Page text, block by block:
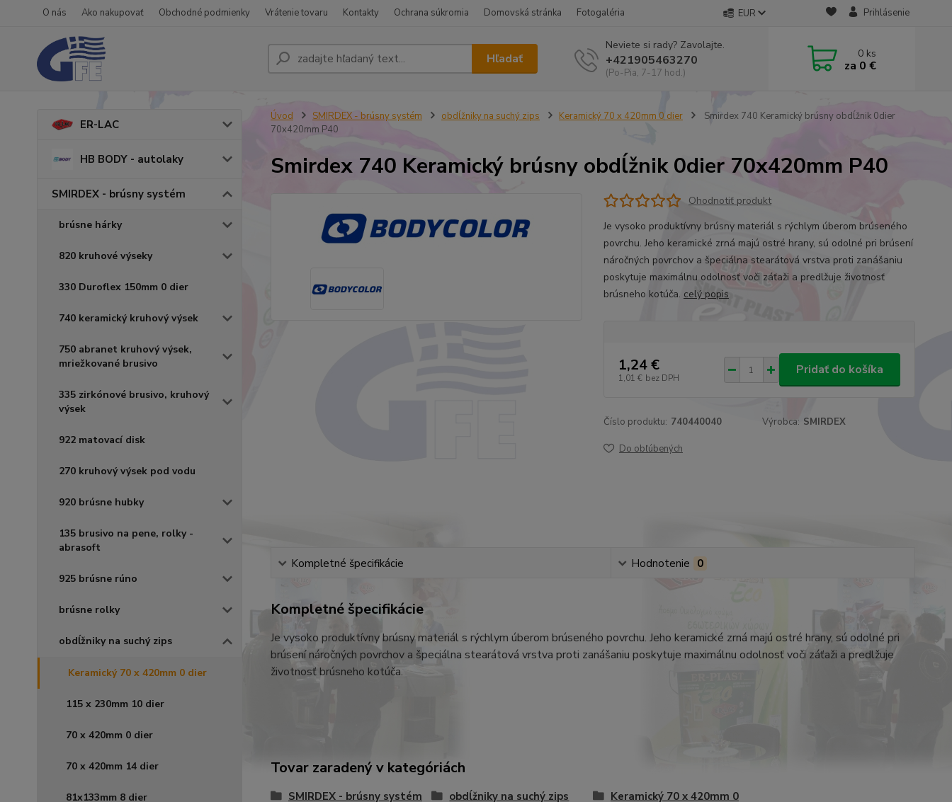
O nás Ako nakupovať Obchodné podmienky Vrátenie tovaru Kontakty Ochrana súkromia Domovská stránka Fotogaléria EUR Prihlásenie
Hľadať
Neviete si rady? Zavolajte.
+421905463270
(Po-Pia, 7-17 hod.)
0 ks
za 0 €
ER-LAC
HB BODY - autolaky
SMIRDEX - brúsny systém
brúsne hárky
820 kruhové výseky
330 Duroflex 150mm 0 dier
740 keramický kruhový výsek
750 abranet kruhový výsek,
mriežkované brusivo
335 zirkónové brusivo, kruhový
výsek
922 matovací disk
270 kruhový výsek pod vodu
920 brúsne hubky
135 brusivo na pene, rolky -
abrasoft
925 brúsne rúno
brúsne rolky
obdĺžniky na suchý zips
Keramický 70 x 420mm 0 dier
115 x 230mm 10 dier
70 x 420mm 0 dier
70 x 420mm 14 dier
81x133mm 8 dier
Úvod SMIRDEX - brúsny systém obdĺžniky na suchý zips Keramický 70 x 420mm 0 dier
Smirdex 740 Keramický brúsny obdĺžnik 0dier
70x420mm P40
Smirdex 740 Keramický brúsny obdĺžnik 0dier 70x420mm P40
Ohodnotiť produkt
Je vysoko produktívny brúsny materiál s rýchlym úberom brúseného
povrchu. Jeho keramické zrná majú ostré hrany, sú odolné pri brúsení
náročných povrchov a špeciálna stearátová vrstva proti zanášaniu
poskytuje maximálnu odolnosť voči záťaži a predlžuje životnosť
brúsneho kotúča. celý popis
1,24 €
1,01 € bez DPH
Pridať do košíka
Číslo produktu: 740440040 Výrobca: SMIRDEX
Do obľúbených
Kompletné špecifikácie Hodnotenie 0
Kompletné špecifikácie
Je vysoko produktívny brúsny materiál s rýchlym úberom brúseného povrchu. Jeho keramické zrná majú ostré hrany, sú odolné pri
brúsení náročných povrchov a špeciálna stearátová vrstva proti zanášaniu poskytuje maximálnu odolnosť voči záťaži a predlžuje
životnosť brúsneho kotúča.
Tovar zaradený v kategóriách
SMIRDEX - brúsny systém obdĺžniky na suchý zips
Keramický 70 x 420mm 0